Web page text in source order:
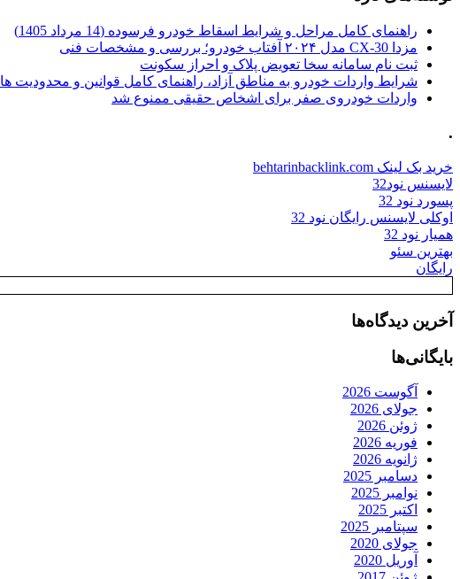
راهنمای کامل مراحل و شرایط اسقاط خودرو فرسوده (14 مرداد 1405)
مزدا CX-30 مدل ۲۰۲۴ آفتاب خودرو؛ بررسی و مشخصات فنی
ثبت نام سامانه سخا تعویض پلاک و احراز سکونت
شرایط واردات خودرو به مناطق آزاد، راهنمای کامل قوانین و محدودیت ها
واردات خودروی صفر برای اشخاص حقیقی ممنوع شد
.
خرید بک لینک behtarinbacklink.com
لایسنس نود32
پسورد نود 32
اوکلی لایسنس رایگان نود 32
همیار نود 32
بهترین سئو
رایگان
آخرین دیدگاه‌ها
بایگانی‌ها
آگوست 2026
جولای 2026
ژوئن 2026
فوریه 2026
ژانویه 2026
دسامبر 2025
نوامبر 2025
اکتبر 2025
سپتامبر 2025
جولای 2020
آوریل 2020